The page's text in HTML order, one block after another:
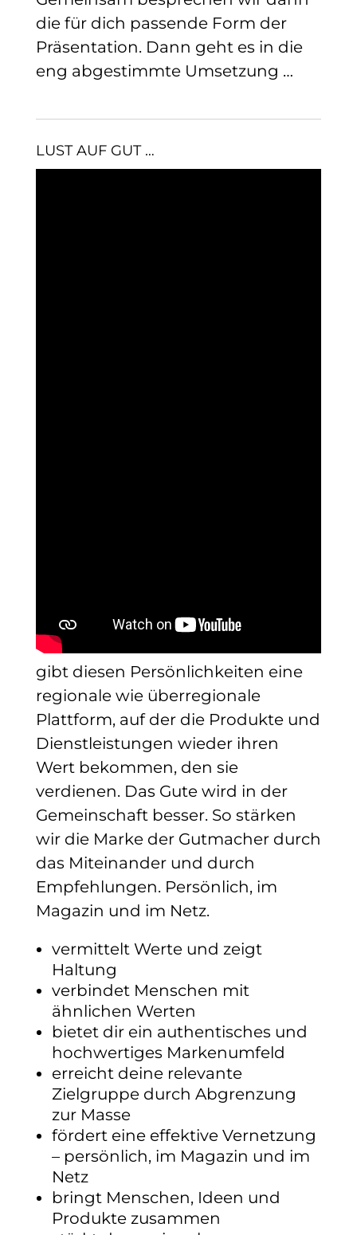
die für dich passende Form der
Präsentation. Dann geht es in die
eng abgestimmte Umsetzung …
LUST AUF GUT …
gibt diesen Persönlichkeiten eine
regionale wie überregionale
Plattform, auf der die Produkte und
Dienstleistungen wieder ihren
Wert bekommen, den sie
verdienen. Das Gute wird in der
Gemeinschaft besser. So stärken
wir die Marke der Gutmacher durch
das Miteinander und durch
Empfehlungen. Persönlich, im
Magazin und im Netz.
vermittelt Werte und zeigt
Haltung
verbindet Menschen mit
ähnlichen Werten
bietet dir ein authentisches und
hochwertiges Markenumfeld
erreicht deine relevante
Zielgruppe durch Abgrenzung
zur Masse
fördert eine effektive Vernetzung
– persönlich, im Magazin und im
Netz
bringt Menschen, Ideen und
Produkte zusammen